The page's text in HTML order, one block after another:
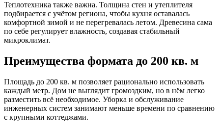
Теплотехника также важна. Толщина стен и утеплителя
подбирается с учётом региона, чтобы кухня оставалась
комфортной зимой и не перегревалась летом. Древесина сама
по себе регулирует влажность, создавая стабильный
микроклимат.
Преимущества формата до 200 кв. м
Площадь до 200 кв. м позволяет рационально использовать
каждый метр. Дом не выглядит громоздким, но в нём легко
разместить всё необходимое. Уборка и обслуживание
инженерных систем занимают меньше времени по сравнению
с крупными коттеджами.